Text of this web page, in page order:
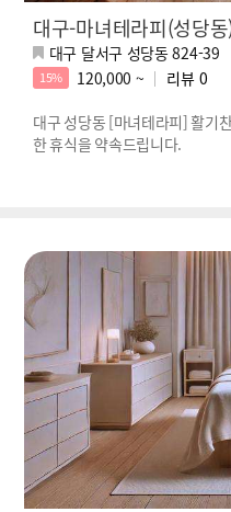
대구-마녀테라피(성당
대구 달서구 성당동 824-39
15% 120,000 ~ 리뷰 0
대구 성당동 [마녀테라피] 활기
한 휴식을 약속드립니다.